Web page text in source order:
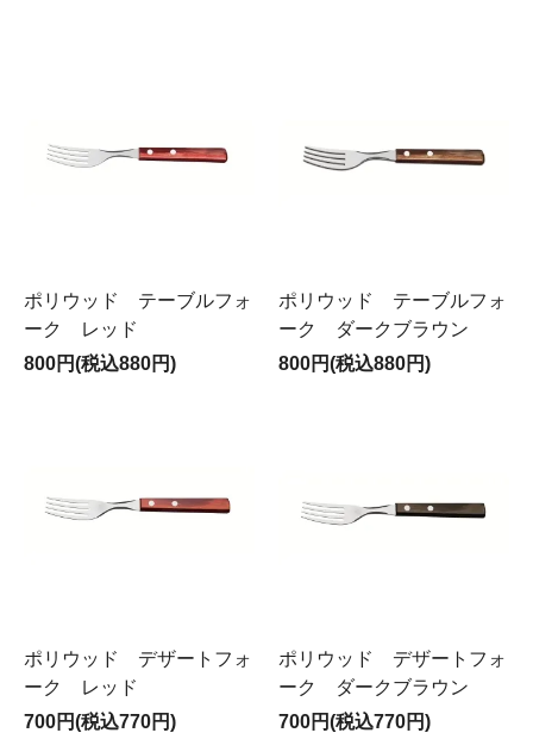
ポリウッド テーブルフォ
ーク レッド
800円(税込880円)
ポリウッド テーブルフォ
ーク ダークブラウン
800円(税込880円)
ポリウッド デザートフォ
ーク レッド
700円(税込770円)
ポリウッド デザートフォ
ーク ダークブラウン
700円(税込770円)